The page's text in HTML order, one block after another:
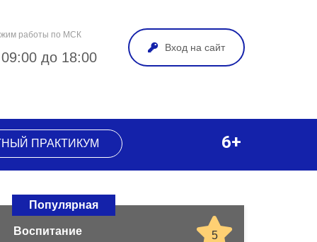
работы по МСК
до 18:00
Вход на сайт
ПРАКТИКУМ 6+
Популярная
5
Воспитание